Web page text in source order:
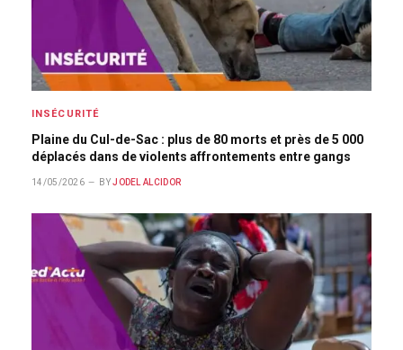
INSÉCURITÉ
Plaine du Cul-de-Sac : plus de 80 morts et près de 5 000
déplacés dans de violents affrontements entre gangs
14/05/2026 BY JODEL ALCIDOR